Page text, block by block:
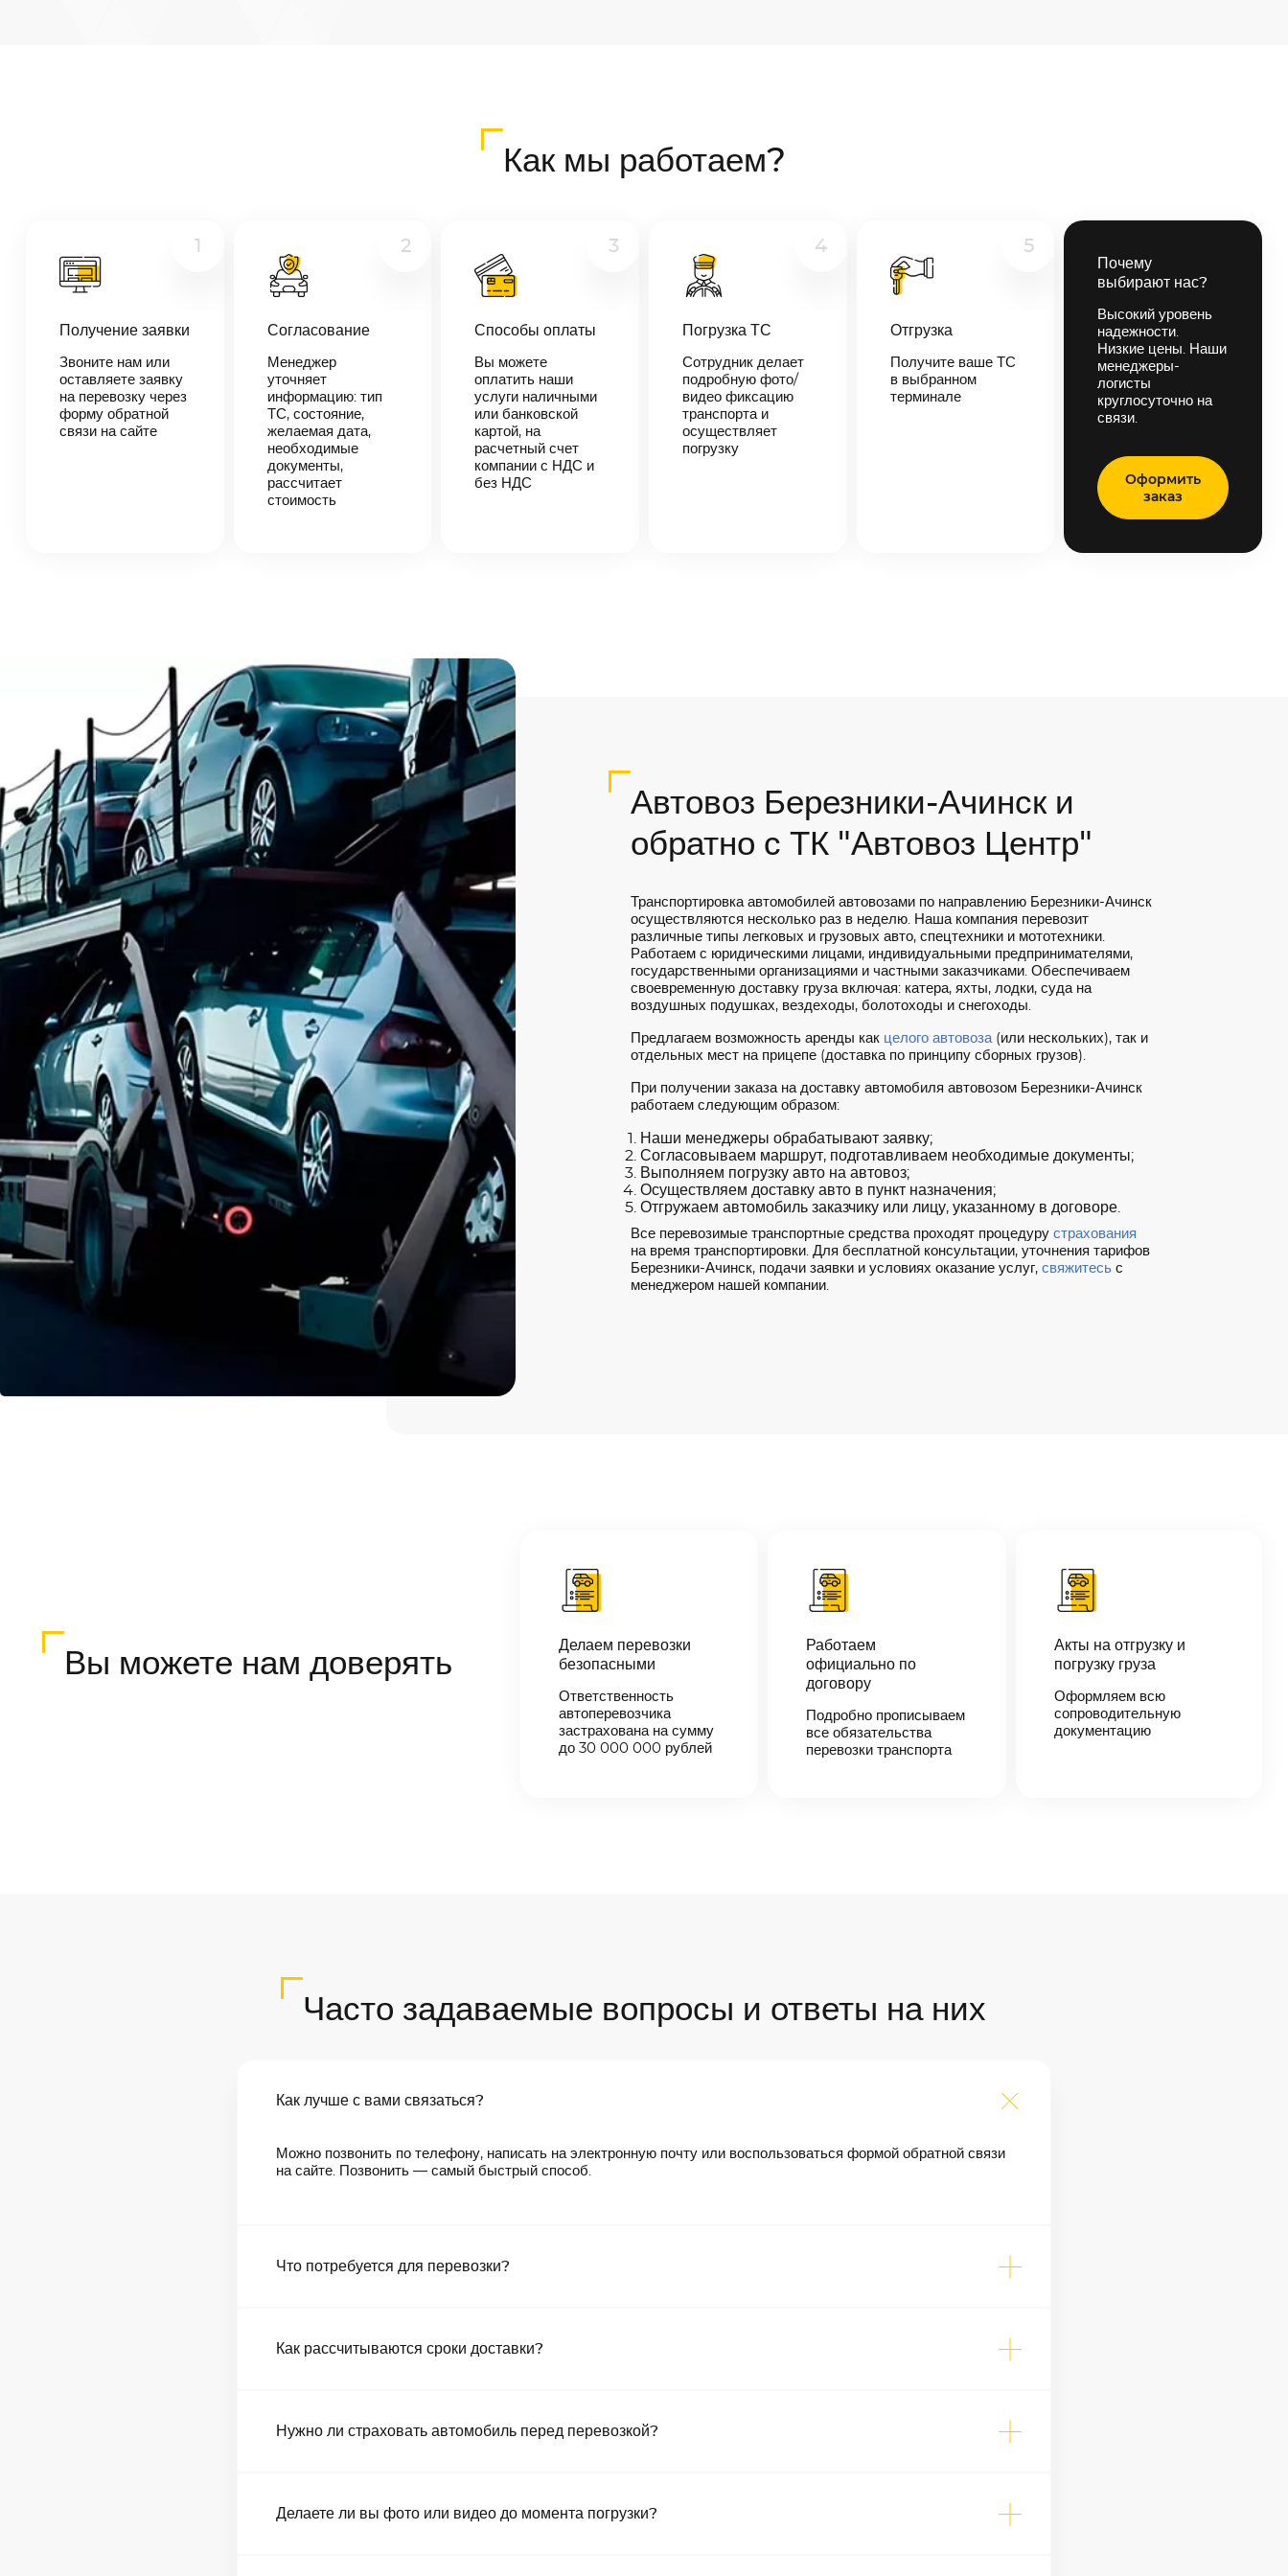
В течении 10
менеджер-
логист
свяжется с
вами,
согласует
Как мы работаем?
1
Получение заявки
Звоните нам или
оставляете заявку
на перевозку через
форму обратной
связи на сайте
2
Согласование
Менеджер
уточняет
информацию: тип
ТС, состояние,
желаемая дата,
необходимые
документы,
рассчитает
стоимость
3
Способы оплаты
Вы можете
оплатить наши
услуги наличными
или банковской
картой, на
расчетный счет
компании с НДС и
без НДС
4
Погрузка ТС
Сотрудник делает
подробную фото/
видео фиксацию
транспорта и
осуществляет
погрузку
5
Отгрузка
Получите ваше ТС
в выбранном
терминале
Почему
выбирают нас?
Высокий уровень
надежности.
Низкие цены. Наши
менеджеры-
логисты
круглосуточно на
связи.
Оформить
заказ
Автовоз Березники-Ачинск и
обратно с ТК "Автовоз Центр"
Транспортировка автомобилей автовозами по направлению Березники-Ачинск
осуществляются несколько раз в неделю. Наша компания перевозит
различные типы легковых и грузовых авто, спецтехники и мототехники.
Работаем с юридическими лицами, индивидуальными предпринимателями,
государственными организациями и частными заказчиками. Обеспечиваем
своевременную доставку груза включая: катера, яхты, лодки, суда на
воздушных подушках, вездеходы, болотоходы и снегоходы.
Предлагаем возможность аренды как целого автовоза(или нескольких), так и
отдельных мест на прицепе (доставка по принципу сборных грузов).
При получении заказа на доставку автомобиля автовозом Березники-Ачинск
работаем следующим образом:
Наши менеджеры обрабатывают заявку;
Согласовываем маршрут, подготавливаем необходимые документы;
Выполняем погрузку авто на автовоз;
Осуществляем доставку авто в пункт назначения;
Отгружаем автомобиль заказчику или лицу, указанному в договоре.
Все перевозимые транспортные средства проходят процедуру страхования
на время транспортировки. Для бесплатной консультации, уточнения тарифов
Березники-Ачинск, подачи заявки и условиях оказание услуг, свяжитесьс
менеджером нашей компании.
Вы можете нам доверять
Делаем перевозки
безопасными
Ответственность
автоперевозчика
застрахована на сумму
до 30 000 000 рублей
Работаем
официально по
договору
Подробно прописываем
все обязательства
перевозки транспорта
Акты на отгрузку и
погрузку груза
Оформляем всю
сопроводительную
документацию
Часто задаваемые вопросы и ответы на них
Как лучше с вами связаться?
Можно позвонить по телефону, написать на электронную почту или воспользоваться формой обратной связи
на сайте. Позвонить — самый быстрый способ.
Что потребуется для перевозки?
Как рассчитываются сроки доставки?
Нужно ли страховать автомобиль перед перевозкой?
Делаете ли вы фото или видео до момента погрузки?